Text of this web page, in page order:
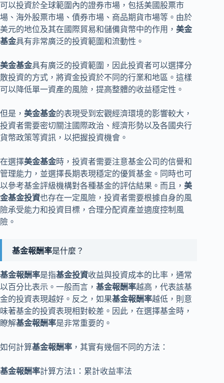
可以投資於全球範圍內的證券市場，包括美國股票市
場、海外股票市場、債券市場、商品期貨市場等。由於
美元的地位及其在國際貿易和儲備貨幣中的作用， 美金
基金具有非常廣泛的投資範圍和流動性。
美金基金具有廣泛的投資範圍，因此投資者可以選擇分
散投資的方式，將資金投資於不同的行業和地區。這樣
可以降低單一資產的風險，提高整體的收益穩定性。
但是， 美金基金的表現受到宏觀經濟環境的影響較大，
投資者需要密切關注國際政治、經濟形勢以及各國央行
貨幣政策等資訊，以把握投資機會。
在選擇美金基金時，投資者需要注意基金公司的信譽和
管理能力，並選擇長期表現穩定的優質基金。同時也可
以參考基金評級機構對各種基金的評估結果。而且， 美
金基金投資也存在一定風險，投資者需要根據自身的風
險承受能力和投資目標，合理分配資產並適度控制風
險。
基金報酬率是什麼？
基金報酬率是指基金投資收益與投資成本的比率，通常
以百分比表示。一般而言， 基金報酬率越高，代表該基
金的投資表現越好。反之，如果基金報酬率越低，則意
味著基金的投資表現相對較差。因此，在選擇基金時，
瞭解基金報酬率是非常重要的。
如何計算基金報酬率 ，其實有幾個不同的方法：
基金報酬率計算方法1：累計收益率法